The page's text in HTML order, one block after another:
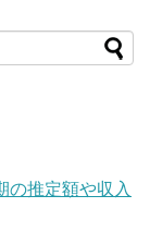
の推定額や収入